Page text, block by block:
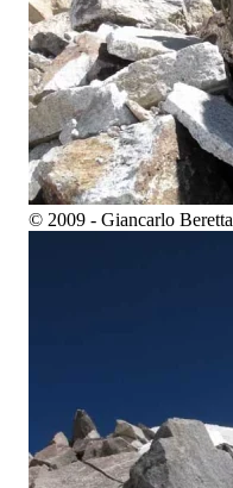
© 2009 - Giancarlo Beretta